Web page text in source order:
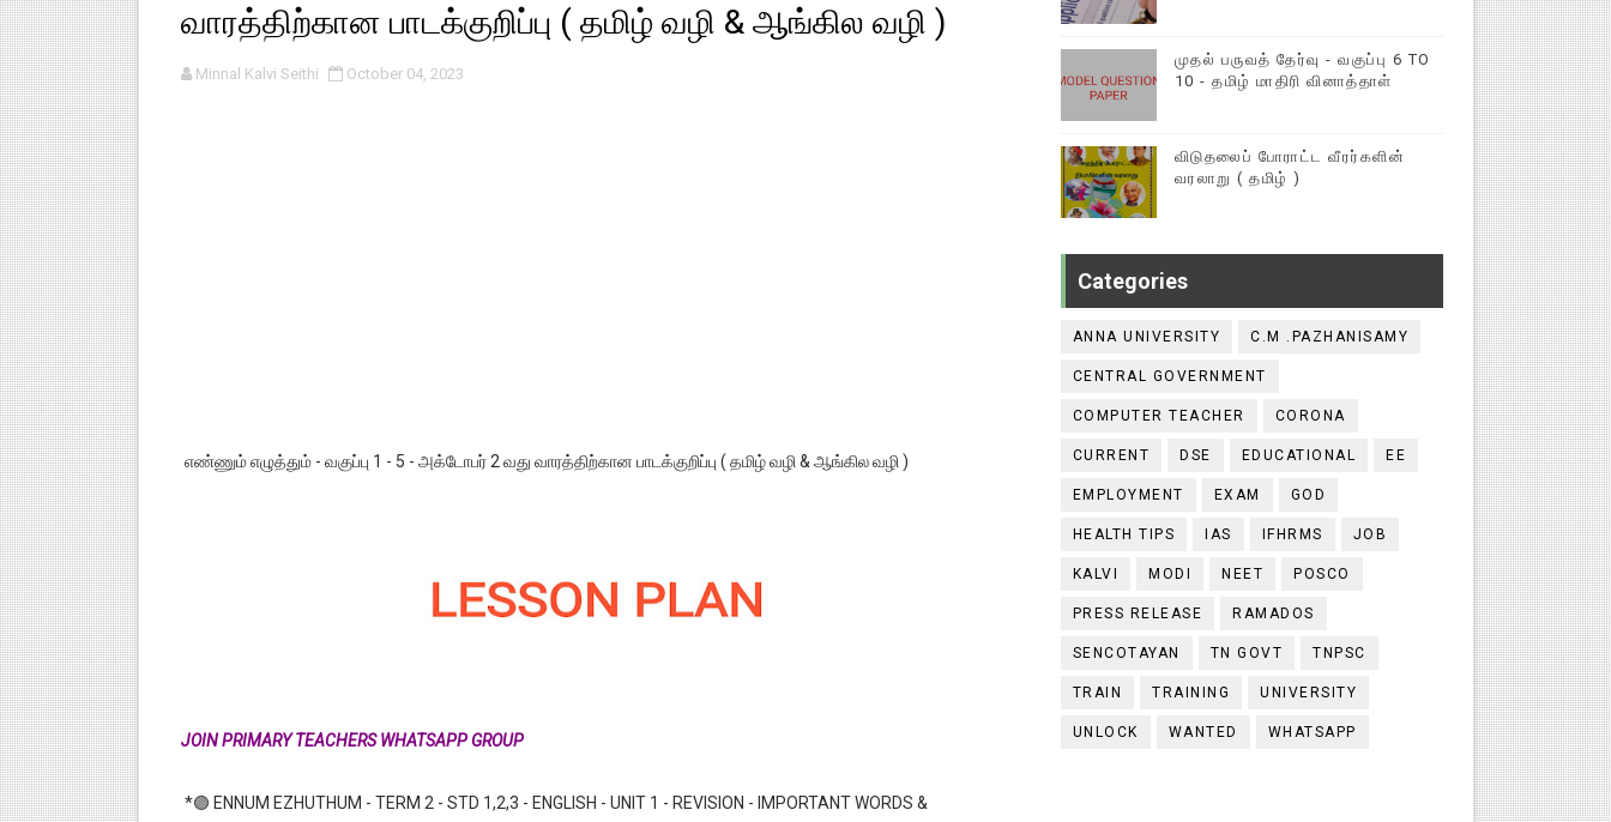
பள்ளி காலை வழிபாட்டுச் செயல்பாடுகள் - டிசம்பர் 17
குழந்தைகள் பாதுகாப்பு அலகில் வேலை வாய்ப்பு ( டிச 18 )
வாரத்திற்கான பாடக்குறிப்பு ( தமிழ் வழி & ஆங்கில வழி )
Minnal Kalvi Seithi October 04, 2023
எண்ணும் எழுத்தும் - வகுப்பு 1 - 5 - அக்டோபர் 2 வது வாரத்திற்கான பாடக்குறிப்பு ( தமிழ் வழி & ஆங்கில வழி )
JOIN PRIMARY TEACHERS WHATSAPP GROUP
*🟣 ENNUM EZHUTHUM - TERM 2 - STD 1,2,3 - ENGLISH - UNIT 1 - REVISION - IMPORTANT WORDS &
முதல் பருவத் தேர்வு - வகுப்பு 6 TO
10 - தமிழ் மாதிரி வினாத்தாள்
விடுதலைப் போராட்ட வீரர்களின்
வரலாறு ( தமிழ் )
Categories
ANNA UNIVERSITY C.M .PAZHANISAMY
CENTRAL GOVERNMENT
COMPUTER TEACHER CORONA
CURRENT DSE EDUCATIONAL EE
EMPLOYMENT EXAM GOD
HEALTH TIPS IAS IFHRMS JOB
KALVI MODI NEET POSCO
PRESS RELEASE RAMADOS
SENCOTAYAN TN GOVT TNPSC
TRAIN TRAINING UNIVERSITY
UNLOCK WANTED WHATSAPP